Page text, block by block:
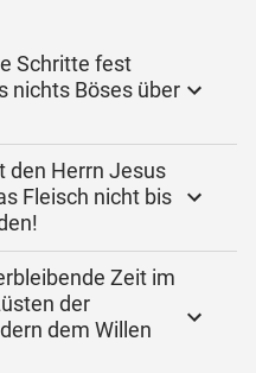
Schritte fest
nichts Böses über
den Herrn Jesus
Fleisch nicht bis
Zeit im
der
dem Willen